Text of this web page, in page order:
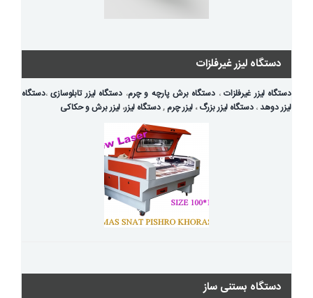
دستگاه لیزر غیرفلزات
دستگاه لیزر غیرفلزات، دستگاه برش پارچه و چرم، دستگاه لیزر تابلوسازی،دستگاه
لیزر دوهد، دستگاه لیزر بزرگ، لیزر چرم ,دستگاه لیزر، لیزر برش و حکاکی
دستگاه بستنی ساز